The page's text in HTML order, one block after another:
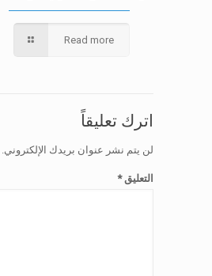
Read more
اترك تعليقاً
لن يتم نشر عنوان بريدك الإلكتروني.
التعليق*